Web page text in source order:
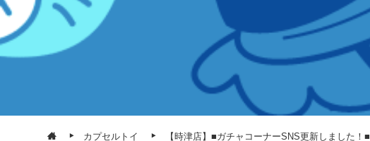
カプセルトイ 【時津店】■ガチャコーナーSNS更新しました！■